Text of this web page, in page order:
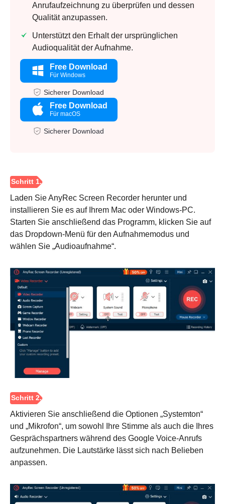
Anrufaufzeichnung zu überprüfen und dessen
Qualität anzupassen.
Unterstützt den Erhalt der ursprünglichen
Audioqualität der Aufnahme.
Free Download
Für Windows
Sicherer Download
Free Download
Für macOS
Sicherer Download
Schritt 1.
Laden Sie AnyRec Screen Recorder herunter und
installieren Sie es auf Ihrem Mac oder Windows-PC.
Starten Sie anschließend das Programm, klicken Sie auf
das Dropdown-Menü für den Aufnahmemodus und
wählen Sie „Audioaufnahme“.
Aktivieren Sie anschließend die Optionen „Systemton“
und „Mikrofon“, um sowohl Ihre Stimme als auch die Ihres
Gesprächspartners während des Google Voice-Anrufs
aufzunehmen. Die Lautstärke lässt sich nach Belieben
anpassen.